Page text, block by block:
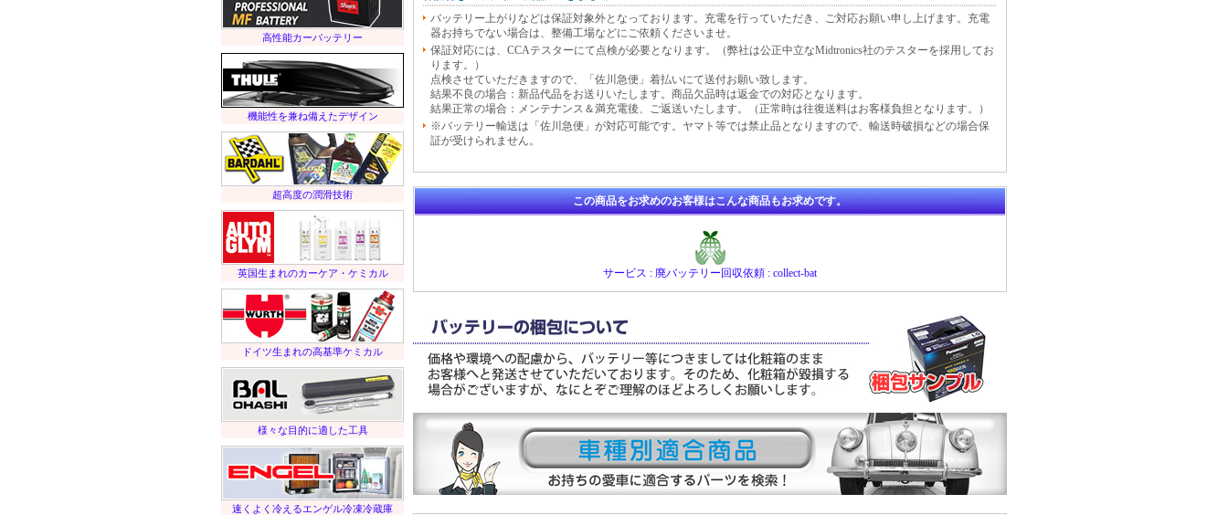
高性能カーバッテリー
機能性を兼ね備えたデザイン
超高度の潤滑技術
英国生まれのカーケア・ケミカル
ドイツ生まれの高基準ケミカル
様々な目的に適した工具
速くよく冷えるエンゲル冷凍冷蔵庫
バッテリー上がりなどは保証対象外となっております。充電を行っていただき、ご対応お願い申し上げます。充電
器お持ちでない場合は、整備工場などにご依頼くださいませ。
保証対応には、CCAテスターにて点検が必要となります。（弊社は公正中立なMidtronics社のテスターを採用してお
ります。）
点検させていただきますので、「佐川急便」着払いにて送付お願い致します。
結果不良の場合：新品代品をお送りいたします。商品欠品時は返金での対応となります。
結果正常の場合：メンテナンス＆満充電後、ご返送いたします。（正常時は往復送料はお客様負担となります。）
※バッテリー輸送は「佐川急便」が対応可能です。ヤマト等では禁止品となりますので、輸送時破損などの場合保
証が受けられません。
この商品をお求めのお客様はこんな商品もお求めです。
サービス : 廃バッテリー回収依頼 : collect-bat